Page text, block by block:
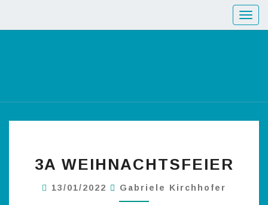
3A WEIHNACHTSFEIER
13/01/2022 Gabriele Kirchhofer